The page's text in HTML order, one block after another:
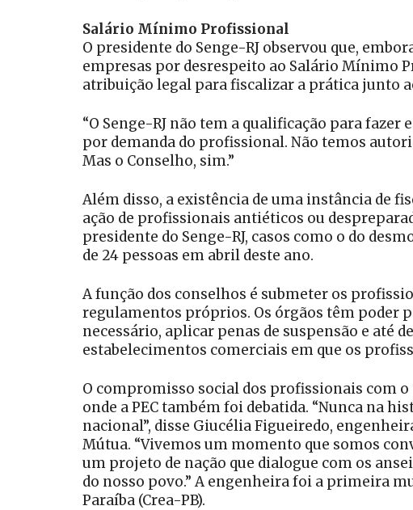
Salário Mínimo Profissional
O presidente do Senge-RJ observou que,
empresas por desrespeito ao Salário Mínimo
atribuição legal para fiscalizar a prática junto
“O Senge-RJ não tem a qualificação para
por demanda do profissional. Não temos
Mas o Conselho, sim.”
Além disso, a existência de uma instância de
ação de profissionais antiéticos ou
presidente do Senge-RJ, casos como o do
de 24 pessoas em abril deste ano.
A função dos conselhos é submeter os
regulamentos próprios. Os órgãos têm poder
necessário, aplicar penas de suspensão e até
estabelecimentos comerciais em que os
O compromisso social dos profissionais com o
onde a PEC também foi debatida. “Nunca na
nacional”, disse Giucélia Figueiredo,
Mútua. “Vivemos um momento que somos
um projeto de nação que dialogue com os
do nosso povo.” A engenheira foi a primeira
Paraíba (Crea-PB).